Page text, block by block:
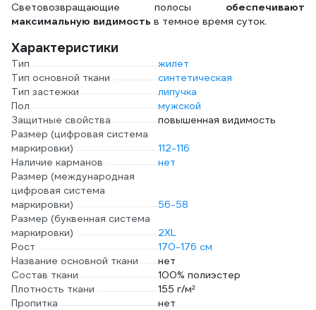
Световозвращающие полосы обеспечивают
максимальную видимость в темное время суток.
Характеристики
Тип
жилет
Тип основной ткани
синтетическая
Тип застежки
липучка
Пол
мужской
Защитные свойства
повышенная видимость
Размер (цифровая система
маркировки)
112-116
Наличие карманов
нет
Размер (международная
цифровая система
маркировки)
56-58
Размер (буквенная система
маркировки)
2XL
Рост
170-176 см
Название основной ткани
нет
Состав ткани
100% полиэстер
Плотность ткани
155 г/м²
Пропитка
нет